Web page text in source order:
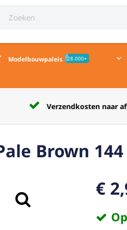
Modelbouwpaleis 28.000+
Verzendkosten naar
Brown 144
€